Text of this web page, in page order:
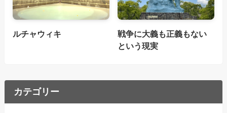
ルチャウィキ
戦争に大義も正義もない
という現実
カテゴリー